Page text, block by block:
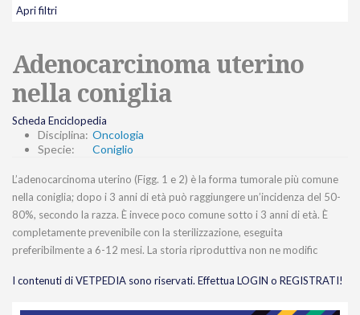
Apri filtri
Adenocarcinoma uterino
nella coniglia
Scheda Enciclopedia
Disciplina: Oncologia
Specie:
Coniglio
L’adenocarcinoma uterino (Figg. 1 e 2) è la forma tumorale più comune
nella coniglia; dopo i 3 anni di età può raggiungere un’incidenza del 50-
80%, secondo la razza. È invece poco comune sotto i 3 anni di età. È
completamente prevenibile con la sterilizzazione, eseguita
preferibilmente a 6-12 mesi. La storia riproduttiva non ne modific
I contenuti di VETPEDIA sono riservati. Effettua LOGIN o REGISTRATI!